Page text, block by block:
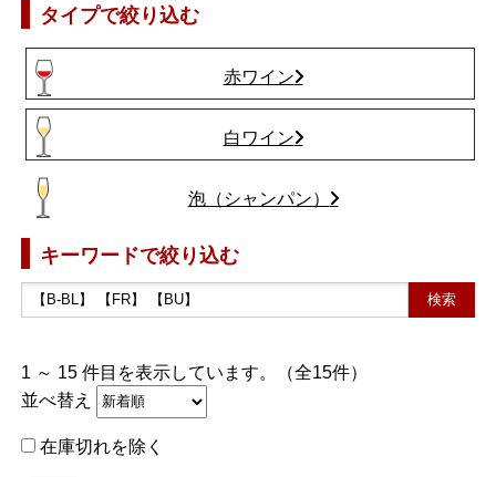
タイプで絞り込む
赤ワイン
白ワイン
泡（シャンパン）
キーワードで絞り込む
1 ～ 15 件目を表示しています。（全15件）
並べ替え
在庫切れを除く